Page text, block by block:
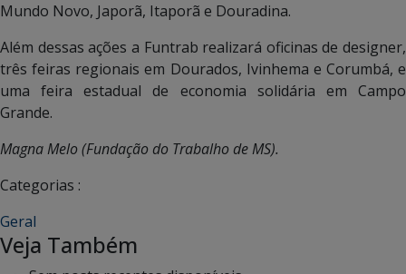
Mundo Novo, Japorã, Itaporã e Douradina.
Além dessas ações a Funtrab realizará oficinas de designer,
três feiras regionais em Dourados, Ivinhema e Corumbá, e
uma feira estadual de economia solidária em Campo
Grande.
Magna Melo (Fundação do Trabalho de MS).
Categorias :
Geral
Veja Também